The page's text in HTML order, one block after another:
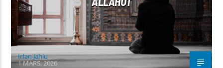
Irfan Jahiu
1 MARS, 2026